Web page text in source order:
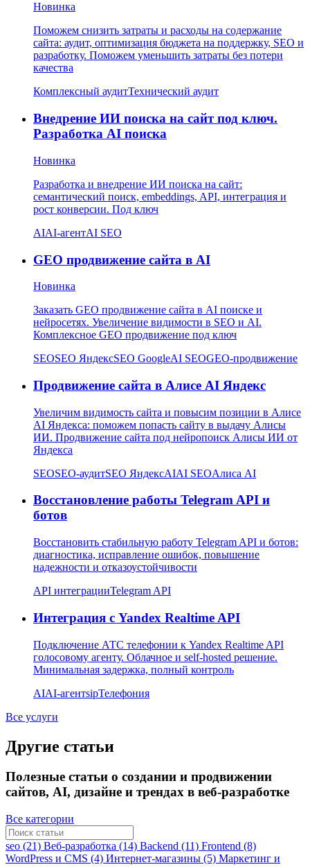
Новинка
Поможем снизить затраты и расходы на содержание
сайта: аудит, оптимизация бюджета на поддержку, SEO и
разработку. Поможем уменьшить затраты без потери
качества
Комплексный аудитТехнический аудит
Внедрение ИИ поиска на сайт под ключ.
Разработка AI поиска
Новинка
Разработка и внедрение ИИ поиска на сайт:
семантический поиск, embeddings, API, интеграция и
рост конверсии. Под ключ
AIAI-агентAI SEO
GEO продвижение сайта в AI
Новинка
Заказать GEO продвижение сайта в AI поиске и
нейросетях. Увеличение видимости в SEO и AI.
Комплексное GEO продвижение под ключ
SEOSEO ЯндексSEO GoogleAI SEOGEO-продвижение
Продвижение сайта в Алисе AI Яндекс
Увеличим видимость сайта и повысим позиции в Алисе
AI Яндекса: поможем попасть сайту в выдачу Алисы
ИИ. Продвижение сайта под нейропоиск Алисы ИИ от
Яндекса
SEOSEO-аудитSEO ЯндексAIAI SEOАлиса AI
Восстановление работы Telegram API и
ботов
Восстановить стабильную работу Telegram API и ботов:
диагностика, исправление ошибок, повышение
надежности и отказоустойчивости
API интеграцииTelegram API
Интеграция с Yandex Realtime API
Подключение АТС телефонии к Yandex Realtime API
голосовому агенту. Облачное и self-hosted решение.
Минимальная задержка, полный контроль
AIAI-агентsipТелефония
Все услуги
Другие статьи
Полезные статьи о создании и продвижении
сайтов, AI, дизайне и трендах в веб-разработке
Все категории
seo (21) Веб-разработка (14) Backend (11) Frontend (8)
WordPress и CMS (4) Интернет-магазины (5) Маркетинг и